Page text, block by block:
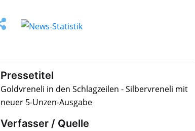
Pressetitel
Goldvreneli in den Schlagzeilen - Silbervreneli mit
neuer 5-Unzen-Ausgabe
Verfasser / Quelle